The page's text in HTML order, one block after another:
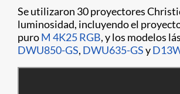
Se utilizaron 30 proyectores
luminosidad, incluyendo el
puroM 4K25 RGB, y los modelos
DWU850-GS, DWU635-GSy